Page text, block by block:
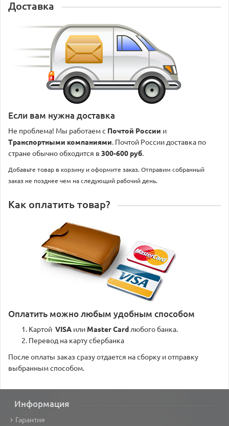
Доставка
Если вам нужна доставка
Не проблема! Мы работаем с Почтой России и
Транспортными компаниями. Почтой России доставка по
стране обычно обходится в 300-600 руб.
Добавьте товар в корзину и оформите заказ. Отправим собранный
заказ не позднее чем на следующий рабочий день.
Как оплатить товар?
Оплатить можно любым удобным способом
Картой VISA или Master Card любого банка.
Перевод на карту сбербанка
После оплаты заказ сразу отдается на сборку и отправку
выбранным способом.
Информация
Гарантия